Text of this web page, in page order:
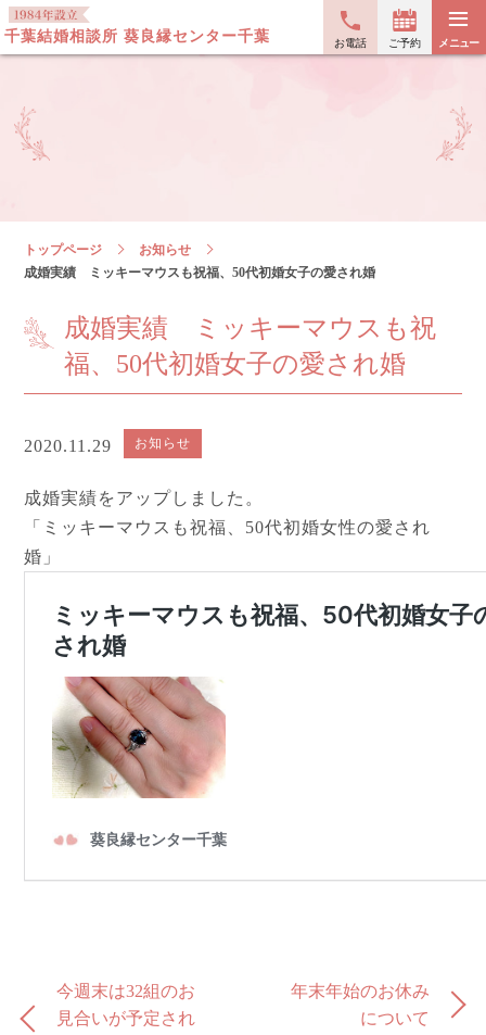
≡
メニュー
お電話 ご予約
千葉結婚相談所 葵良縁センター千葉
トップページ
お知らせ
成婚実績 ミッキーマウスも祝福、50代初婚女子の愛され婚
成婚実績 ミッキーマウスも祝
福、50代初婚女子の愛され婚
2020.11.29 お知らせ
成婚実績をアップしました。
「ミッキーマウスも祝福、50代初婚女性の愛され
婚」
今週末は32組のお
見合いが予定され
年末年始のお休み
について